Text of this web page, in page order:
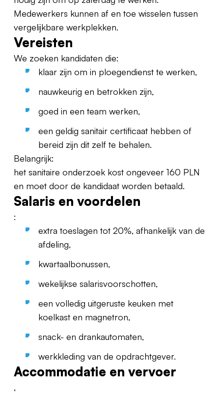
Medewerkers kunnen af en toe wisselen tussen
vergelijkbare werkplekken.
Vereisten
We zoeken kandidaten die:
klaar zijn om in ploegendienst te werken,
nauwkeurig en betrokken zijn,
goed in een team werken,
een geldig sanitair certificaat hebben of
bereid zijn dit zelf te behalen.
Belangrijk:
het sanitaire onderzoek kost ongeveer 160 PLN
en moet door de kandidaat worden betaald.
Salaris en voordelen
:
extra toeslagen tot 20%, afhankelijk van de
afdeling,
kwartaalbonussen,
wekelijkse salarisvoorschotten,
een volledig uitgeruste keuken met
koelkast en magnetron,
snack- en drankautomaten,
werkkleding van de opdrachtgever.
Accommodatie en vervoer
,